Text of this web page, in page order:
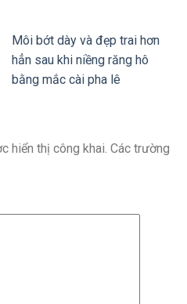
Môi bớt dày và đẹp trai hơn
hẳn sau khi niềng răng hô
bằng mắc cài pha lê
hiển thị công khai. Các trường